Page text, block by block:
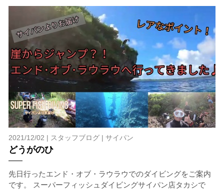
2021/12/02 | スタッフブログ| サイパン
どうがのひ
先日行ったエンド・オブ・ラウラウでのダイビングをご案内
です。 スーパーフィッシュダイビングサイパン店タカシで